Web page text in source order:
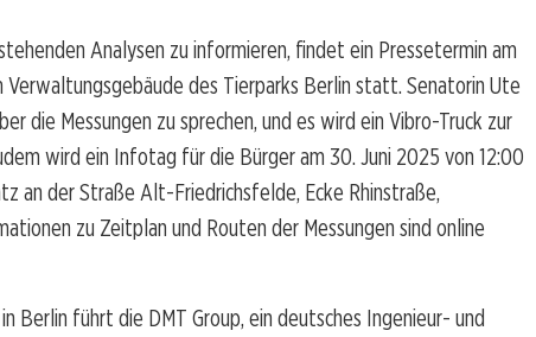
Analysen zu informieren, findet ein Pressetermin am
Verwaltungsgebäude des Tierparks Berlin statt. Senatorin Ute
die Messungen zu sprechen, und es wird ein Vibro-Truck zur
wird ein Infotag für die Bürger am 30. Juni 2025 von 12:00
an der Straße Alt-Friedrichsfelde, Ecke Rhinstraße,
zu Zeitplan und Routen der Messungen sind online
Berlin führt die DMT Group, ein deutsches Ingenieur- und